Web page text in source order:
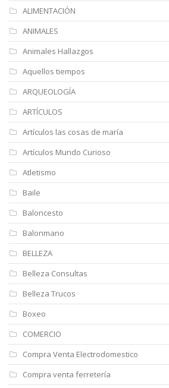
ALIMENTACIÓN
ANIMALES
Animales Hallazgos
Aquellos tiempos
ARQUEOLOGÍA
ARTÍCULOS
Artículos las cosas de maría
Artículos Mundo Curioso
Atletismo
Baile
Baloncesto
Balonmano
BELLEZA
Belleza Consultas
Belleza Trucos
Boxeo
COMERCIO
Compra Venta Electrodomestico
Compra venta ferretería